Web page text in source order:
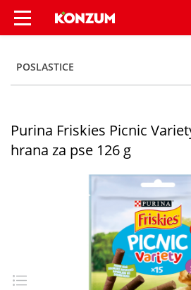
Purina Friskies Picnic
POSLASTICE
Purina Friskies Picnic
hrana za pse 126 g